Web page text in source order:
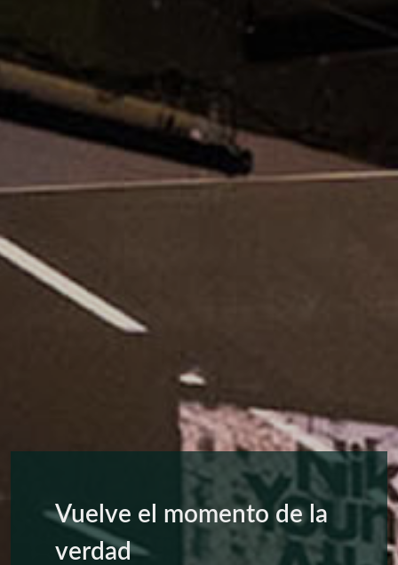
Vuelve el momento de la
verdad